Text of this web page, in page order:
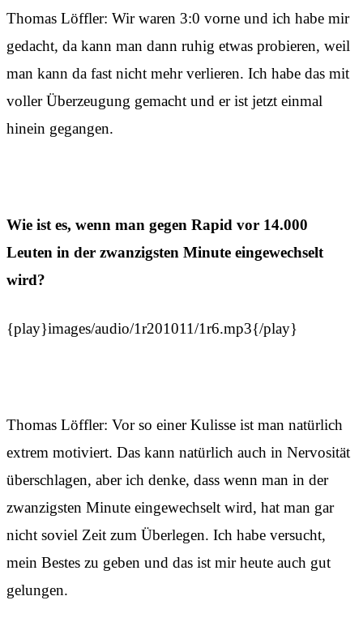
Thomas Löffler: Wir waren 3:0 vorne und ich habe mir
gedacht, da kann man dann ruhig etwas probieren, weil
man kann da fast nicht mehr verlieren. Ich habe das mit
voller Überzeugung gemacht und er ist jetzt einmal
hinein gegangen.
Wie ist es, wenn man gegen Rapid vor 14.000
Leuten in der zwanzigsten Minute eingewechselt
wird?
{play}images/audio/1r201011/1r6.mp3{/play}
Thomas Löffler: Vor so einer Kulisse ist man natürlich
extrem motiviert. Das kann natürlich auch in Nervosität
überschlagen, aber ich denke, dass wenn man in der
zwanzigsten Minute eingewechselt wird, hat man gar
nicht soviel Zeit zum Überlegen. Ich habe versucht,
mein Bestes zu geben und das ist mir heute auch gut
gelungen.